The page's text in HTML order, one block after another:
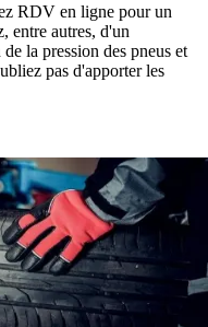
RDV en ligne pour un
entre autres, d'un
la pression des pneus et
pas d'apporter les